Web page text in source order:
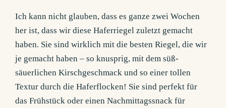
Ich kann nicht glauben, dass es ganze zwei Wochen
her ist, dass wir diese Haferriegel zuletzt gemacht
haben. Sie sind wirklich mit die besten Riegel, die wir
je gemacht haben – so knusprig, mit dem süß-
säuerlichen Kirschgeschmack und so einer tollen
Textur durch die Haferflocken! Sie sind perfekt für
das Frühstück oder einen Nachmittagssnack für